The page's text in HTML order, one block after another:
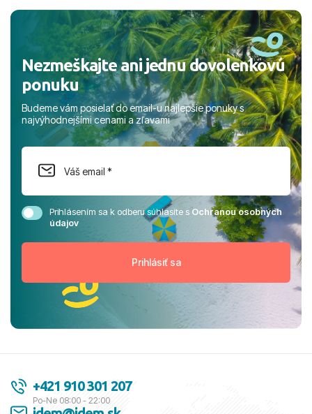
Nezmeškajte ani jednu dovolenkovú
ponuku
Budeme vám posielať do email-u najlepšie ponuky s
najvýhodnejšími cenami a zľavami
Prihlásením sa k odberu súhlasíte sOchranou osobných
údajov
+421 910 301 207
Po-Ne 08:00 - 22:00